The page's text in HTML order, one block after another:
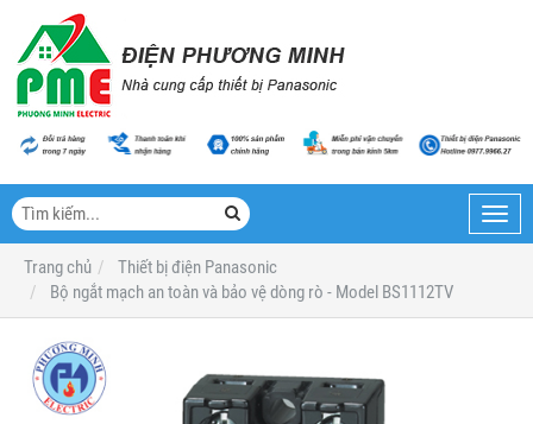
Trang chủ
Thiết bị điện Panasonic
Bộ ngắt mạch an toàn và bảo vệ dòng rò - Model BS1112TV